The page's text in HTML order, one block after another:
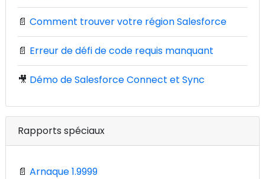
📄 Comment trouver votre région Salesforce
📄 Erreur de défi de code requis manquant
🎥 Démo de Salesforce Connect et Sync
Rapports spéciaux
📄 Arnaque 1.9999